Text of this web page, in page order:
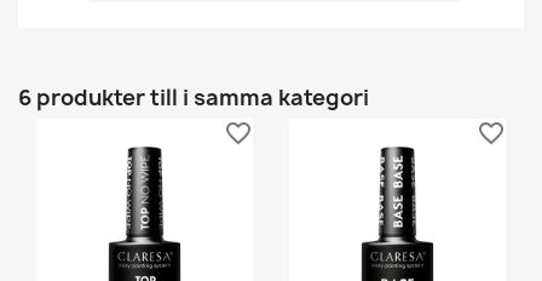
6 produkter till i samma kategori
favorite_border favorite_border